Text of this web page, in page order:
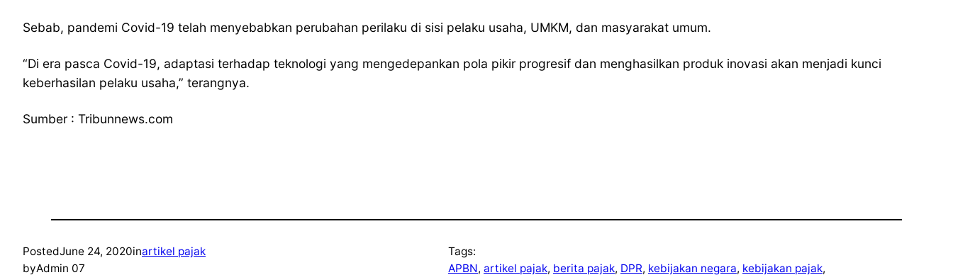
Sebab, pandemi Covid-19 telah menyebabkan perubahan perilaku di sisi pelaku usaha, UMKM, dan masyarakat umum.
“Di era pasca Covid-19, adaptasi terhadap teknologi yang mengedepankan pola pikir progresif dan menghasilkan produk inovasi akan menjadi kunci
keberhasilan pelaku usaha,” terangnya.
Sumber : Tribunnews.com
PostedJune 24, 2020inartikel pajak
byAdmin 07
Tags:
APBN, artikel pajak, berita pajak, DPR, kebijakan negara, kebijakan pajak